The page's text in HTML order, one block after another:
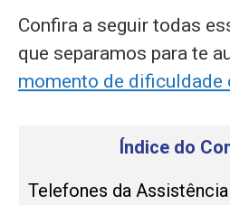
Confira a seguir todas
que separamos para te
momento de dificuldade
Índice do
Telefones da